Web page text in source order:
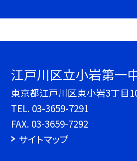
江戸川区立小岩第一
東京都江戸川区東小岩3丁目
TEL. 03-3659-7291
FAX. 03-3659-7292
サイトマップ